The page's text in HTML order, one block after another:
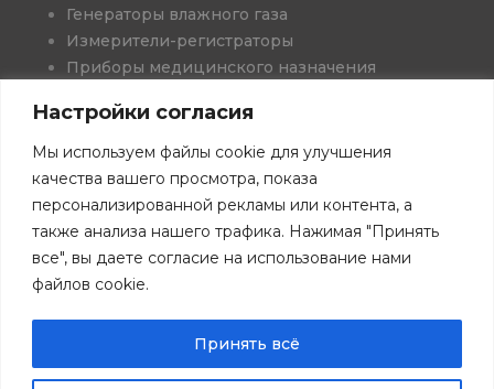
Настройки согласия
Мы используем файлы cookie для улучшения
качества вашего просмотра, показа
персонализированной рекламы или контента, а
также анализа нашего трафика. Нажимая "Принять
все", вы даете согласие на использование нами
файлов cookie.
Принять всё
Генераторы влажного газа
Измерители-регистраторы
Приборы медицинского назначения
Программное обеспечение
Книги
Скачать каталоги
©Все права защищены. 2026 г. ООО "НТП ТКА".
Сайт tkaspb.ru носит исключительно информационный